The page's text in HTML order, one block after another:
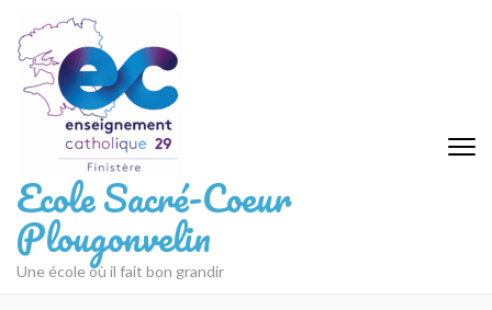
au
contenu
(Pressez
Entrée)
Ecole Sacré-Coeur
Plougonvelin
Une école où il fait bon grandir